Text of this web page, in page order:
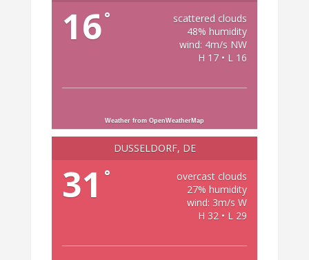
16°
scattered clouds
48% humidity
wind: 4m/s NW
H 17 • L 16
Weather from OpenWeatherMap
DÜSSELDORF, DE
31 °
overcast clouds
27% humidity
wind: 3m/s W
H 32 • L 29